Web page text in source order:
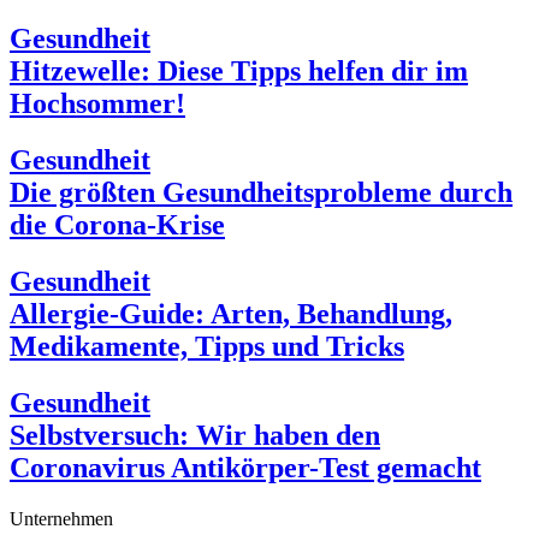
Gesundheit
Hitzewelle: Diese Tipps helfen dir im
Hochsommer!
Gesundheit
Die größten Gesundheitsprobleme durch
die Corona-Krise
Gesundheit
Allergie-Guide: Arten, Behandlung,
Medikamente, Tipps und Tricks
Gesundheit
Selbstversuch: Wir haben den
Coronavirus Antikörper-Test gemacht
Unternehmen